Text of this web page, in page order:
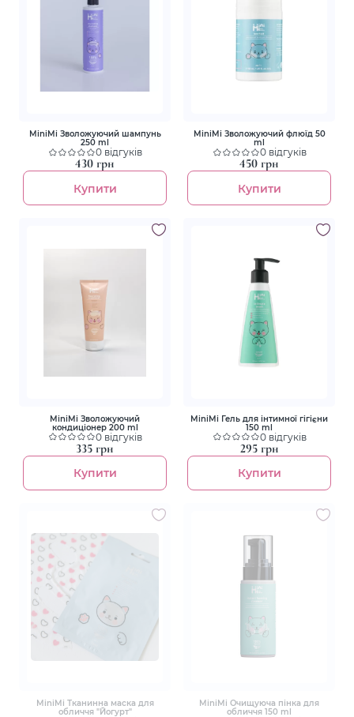
MiniMi Зволожуючий шампунь
250 ml
0 відгуків
430 грн
Купити
MiniMi Зволожуючий флюїд 50
ml
0 відгуків
450 грн
Купити
MiniMi Зволожуючий
кондиціонер 200 ml
0 відгуків
335 грн
Купити
MiniMi Гель для інтимної гігієни
150 ml
0 відгуків
295 грн
Купити
MiniMi Тканинна маска для
обличчя "Йогурт"
MiniMi Очищуюча пінка для
обличчя 150 ml